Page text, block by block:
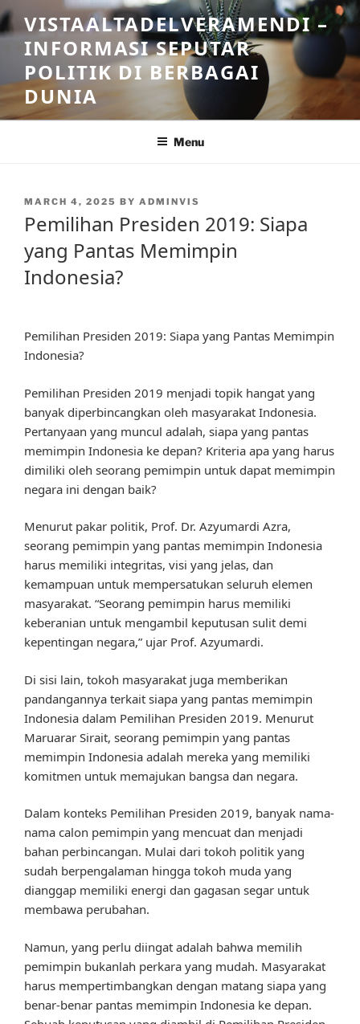
Skip
to
content
VISTAALTADELVERAMENDI –
INFORMASI SEPUTAR
POLITIK DI BERBAGAI
DUNIA
Menu
POSTED
MARCH 4, 2025 BY ADMINVIS
Pemilihan Presiden 2019: Siapa
yang Pantas Memimpin
Indonesia?
Pemilihan Presiden 2019: Siapa yang Pantas Memimpin
Indonesia?
Pemilihan Presiden 2019 menjadi topik hangat yang
banyak diperbincangkan oleh masyarakat Indonesia.
Pertanyaan yang muncul adalah, siapa yang pantas
memimpin Indonesia ke depan? Kriteria apa yang harus
dimiliki oleh seorang pemimpin untuk dapat memimpin
negara ini dengan baik?
Menurut pakar politik, Prof. Dr. Azyumardi Azra,
seorang pemimpin yang pantas memimpin Indonesia
harus memiliki integritas, visi yang jelas, dan
kemampuan untuk mempersatukan seluruh elemen
masyarakat. “Seorang pemimpin harus memiliki
keberanian untuk mengambil keputusan sulit demi
kepentingan negara,” ujar Prof. Azyumardi.
Di sisi lain, tokoh masyarakat juga memberikan
pandangannya terkait siapa yang pantas memimpin
Indonesia dalam Pemilihan Presiden 2019. Menurut
Maruarar Sirait, seorang pemimpin yang pantas
memimpin Indonesia adalah mereka yang memiliki
komitmen untuk memajukan bangsa dan negara.
Dalam konteks Pemilihan Presiden 2019, banyak nama-
nama calon pemimpin yang mencuat dan menjadi
bahan perbincangan. Mulai dari tokoh politik yang
sudah berpengalaman hingga tokoh muda yang
dianggap memiliki energi dan gagasan segar untuk
membawa perubahan.
Namun, yang perlu diingat adalah bahwa memilih
pemimpin bukanlah perkara yang mudah. Masyarakat
harus mempertimbangkan dengan matang siapa yang
benar-benar pantas memimpin Indonesia ke depan.